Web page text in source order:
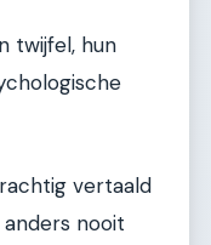
twijfel, hun
vertaald
nooit